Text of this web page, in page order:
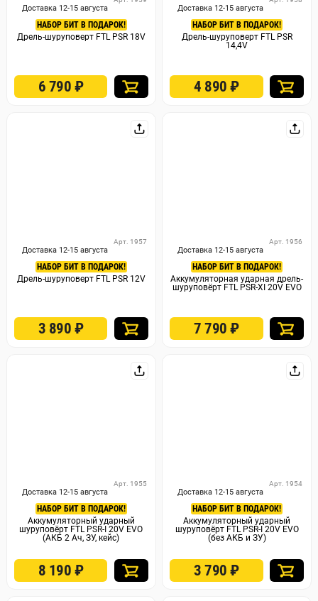
Доставка 12-15 августа
НАБОР БИТ В ПОДАРОК!
Дрель-шуруповерт FTL PSR 18V
6 790 ₽
Доставка 12-15 августа
НАБОР БИТ В ПОДАРОК!
Дрель-шуруповерт FTL PSR
14,4V
4 890₽
Доставка 12-15 августа
Арт. 1957
НАБОР БИТ В ПОДАРОК!
Дрель-шуруповерт FTL PSR 12V
3 890 ₽
Доставка 12-15 августа
Арт. 1956
НАБОР БИТ В ПОДАРОК!
Аккумуляторная ударная дрель-
шуруповёрт FTL PSR-XI 20V EVO
7 790₽
Доставка 12-15 августа
Арт. 1955
НАБОР БИТ В ПОДАРОК!
Аккумуляторный ударный
шуруповёрт FTL PSR-I 20V EVO
(АКБ 2 Ач, ЗУ, кейс)
8 190 ₽
Доставка 12-15 августа
Арт. 1954
НАБОР БИТ В ПОДАРОК!
Аккумуляторный ударный
шуруповёрт FTL PSR-I 20V EVO
(без АКБ и ЗУ)
3 790₽